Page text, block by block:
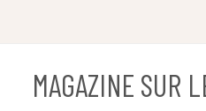
MAGAZINE SUR